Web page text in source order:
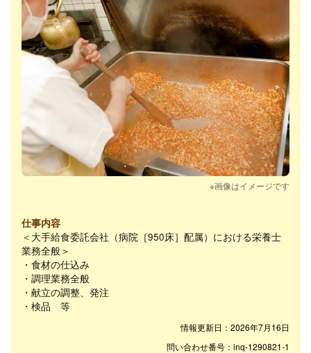
※画像はイメージです
仕事内容
＜大手給食委託会社（病院［950床］配属）における栄養士
業務全般＞
・食材の仕込み
・調理業務全般
・献立の調整、発注
・検品 等
情報更新日：2026年7月16日
問い合わせ番号：inq-1290821-1